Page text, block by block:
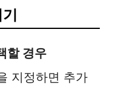
할 경우
지정하면 추가